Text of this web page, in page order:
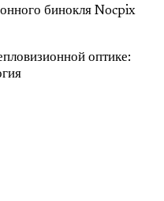
бинокля Nocpix
оптике: